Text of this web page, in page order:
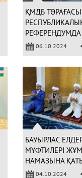
ҚМДБ ТӨРАҒАСЫ
РЕФЕРЕНДУМДА
ТАҢДАУЫН
06.10.2024
БАУЫРЛАС
МҮФТИЛЕРІ
НАМАЗЫНА
(ФОТО)
04.10.2024